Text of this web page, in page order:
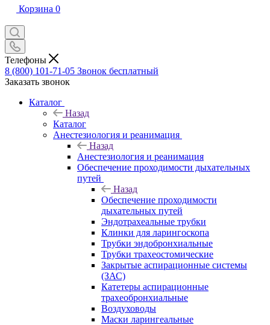
Корзина 0
Телефоны
8 (800) 101-71-05 Звонок бесплатный
Заказать звонок
Каталог
Назад
Каталог
Анестезиология и реанимация
Назад
Анестезиология и реанимация
Обеспечение проходимости дыхательных
путей
Назад
Обеспечение проходимости
дыхательных путей
Эндотрахеальные трубки
Клинки для ларингоскопа
Трубки эндобронхиальные
Трубки трахеостомические
Закрытые аспирационные системы
(ЗАС)
Катетеры аспирационные
трахеобронхиальные
Воздуховоды
Маски ларингеальные